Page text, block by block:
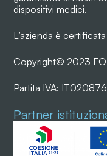
dispositivi medici.
L’azienda è
Copyright© 2023
Partita IVA:
Partner